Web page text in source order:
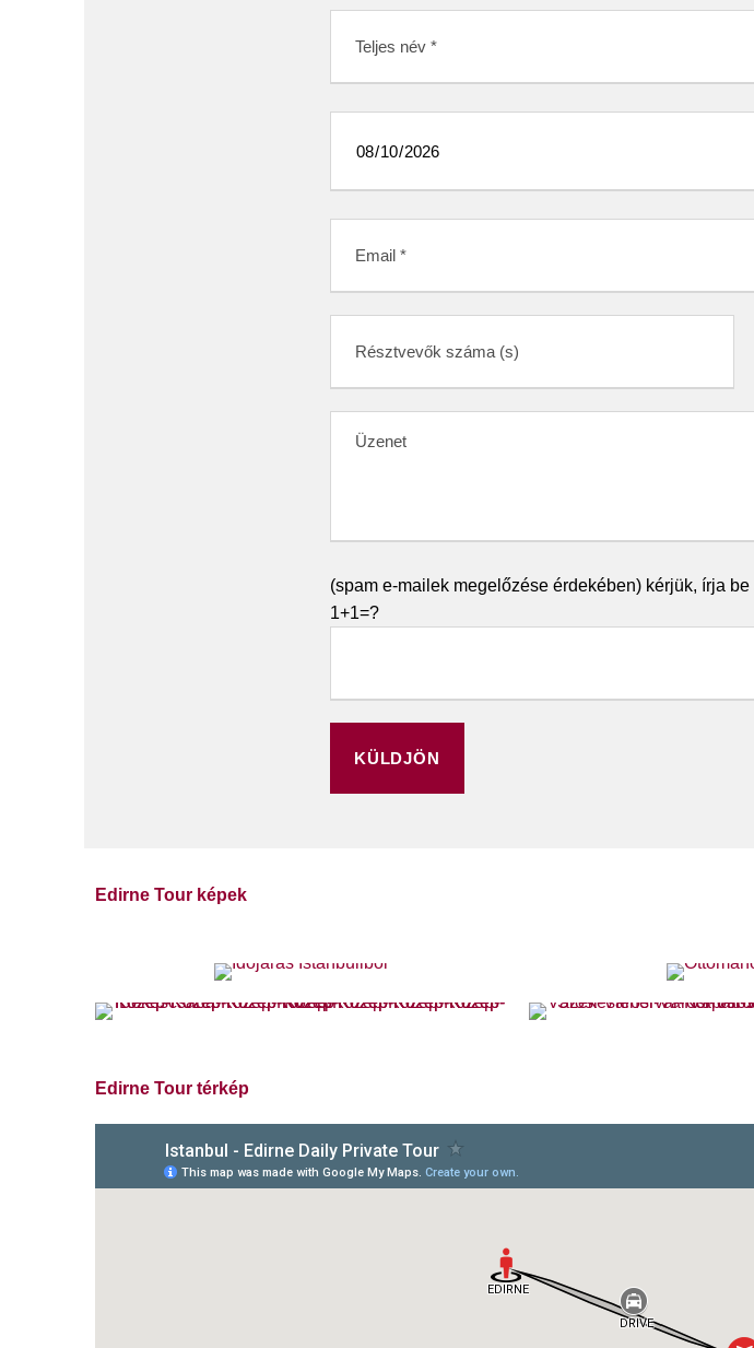
(spam e-mailek megelőzése érdekében) kérjük, írja
1+1=?
Edirne Tour képek
Edirne Tour térkép